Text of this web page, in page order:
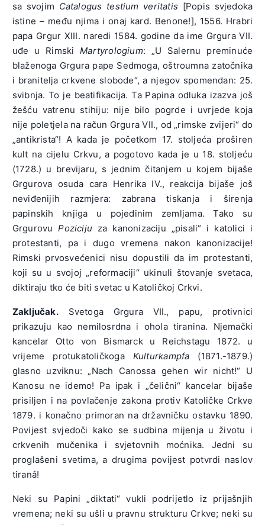
sa svojim Catalogus testium veritatis [Popis svjedoka
istine – među njima i onaj kard. Benone!], 1556. Hrabri
papa Grgur XIII. naredi 1584. godine da ime Grgura VII.
uđe u RimskiMartyrologium: „U Salernu preminuće
blaženoga Grgura pape Sedmoga, oštroumna zatočnika
i branitelja crkvene slobode“, a njegov spomendan: 25.
svibnja. To je beatifikacija. Ta Papina odluka izazva još
žešću vatrenu stihiju: nije bilo pogrde i uvrjede koja
nije poletjela na račun Grgura VII., od „rimske zvijeri“ do
„antikrista“! A kada je početkom 17. stoljeća proširen
kult na cijelu Crkvu, a pogotovo kada je u 18. stoljeću
(1728.) u brevijaru, s jednim čitanjem u kojem bijaše
Grgurova osuda cara Henrika IV., reakcija bijaše još
neviđenijih razmjera: zabrana tiskanja i širenja
papinskih knjiga u pojedinim zemljama. Tako su
GrgurovuPoziciju za kanonizaciju „pisali“ i katolici i
protestanti, pa i dugo vremena nakon kanonizacije!
Rimski prvosvećenici nisu dopustili da im protestanti,
koji su u svojoj „reformaciji“ ukinuli štovanje svetaca,
diktiraju tko će biti svetac u Katoličkoj Crkvi.
Zaključak.Svetoga Grgura VII., papu, protivnici
prikazuju kao nemilosrdna i ohola tiranina. Njemački
kancelar Otto von Bismarck u Reichstagu 1872. u
vrijeme protukatoličkoga Kulturkampfa (1871.-1879.)
glasno uzviknu: „Nach Canossa gehen wir nicht!“ U
Kanosu ne idemo! Pa ipak i „čelični“ kancelar bijaše
prisiljen i na povlačenje zakona protiv Katoličke Crkve
1879. i konačno primoran na državničku ostavku 1890.
Povijest svjedoči kako se sudbina mijenja u životu i
crkvenih mučenika i svjetovnih moćnika. Jedni su
proglašeni svetima, a drugima povijest potvrdi naslov
tiranâ!
Neki su Papini „diktati“ vukli podrijetlo iz prijašnjih
vremena; neki su ušli u pravnu strukturu Crkve; neki su